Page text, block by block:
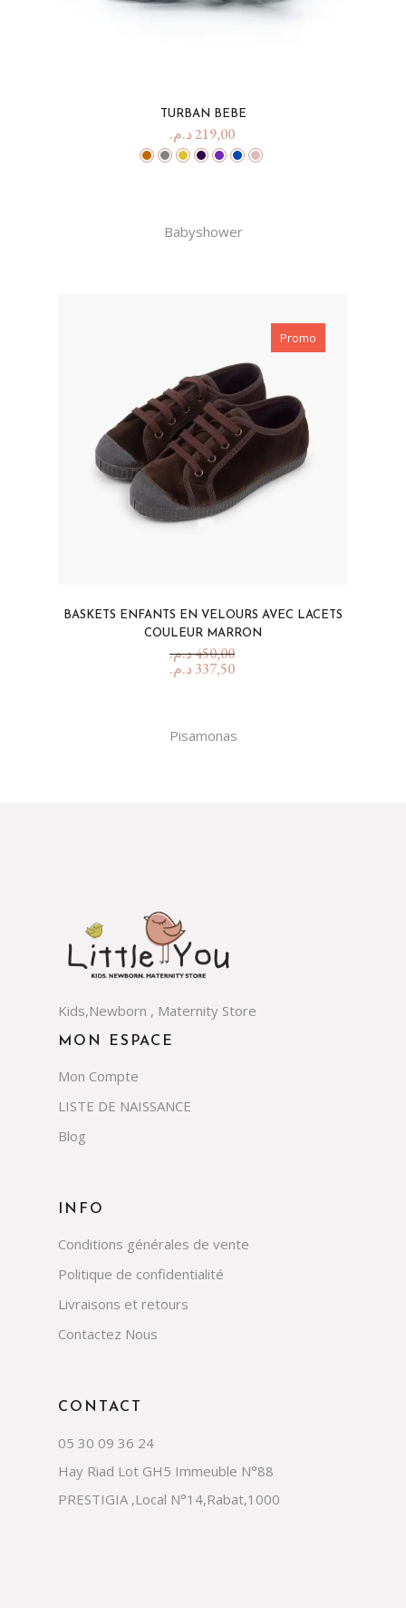
TURBAN BEBE
219,00د.م.
Babyshower
Promo
BASKETS ENFANTS EN VELOURS AVEC LACETS
COULEUR MARRON
450,00د.م.
337,50 د.م.
Pisamonas
CONTACT
05 30 09 36 24
Hay Riad Lot GH5 Immeuble N°88
PRESTIGIA ,Local N°14,Rabat,1000
INFO
Conditions générales de vente
Politique de confidentialité
Livraisons et retours
Contactez Nous
MON ESPACE
Mon Compte
LISTE DE NAISSANCE
Blog
Kids,Newborn , Maternity Store